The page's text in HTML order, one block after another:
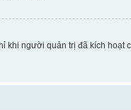
người quản trị đã kích